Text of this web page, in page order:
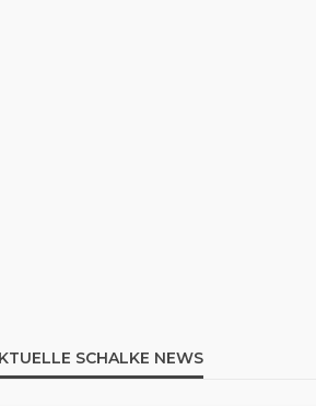
SCHALKE NEWS